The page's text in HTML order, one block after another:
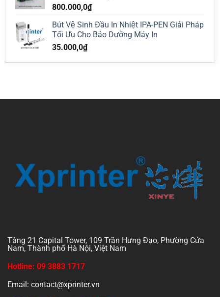
800.000,0₫
Bút Vệ Sinh Đầu In Nhiệt IPA-PEN Giải Pháp
Tối Ưu Cho Bảo Dưỡng Máy In
35.000,0₫
Tầng 21 Capital Tower, 109 Trần Hưng Đạo, Phường Cửa
Nam, Thành phố Hà Nội, Việt Nam
Hotline: 09 3883 1717
Email: contact@xprinter.vn